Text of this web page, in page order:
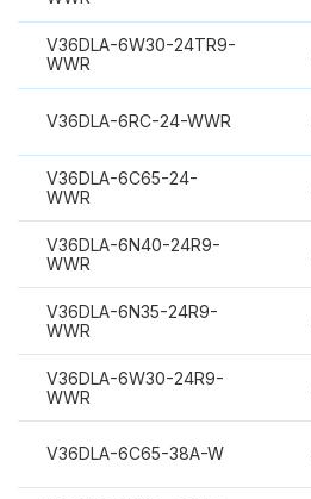
V36DLA-6W30-24TR9-
WWR
V36DLA-6RC-24-WWR
V36DLA-6C65-24-
WWR
V36DLA-6N40-24R9-
WWR
V36DLA-6N35-24R9-
WWR
V36DLA-6W30-24R9-
WWR
V36DLA-6C65-38A-W